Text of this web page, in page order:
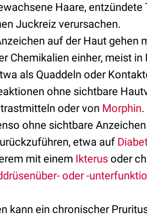
Haare, entzündete
Juckreiz verursachen.
auf der Haut gehen
Chemikalien einher, meist
als Quaddeln oder
ohne sichtbare
oder von Morphin.
ohne sichtbare
etwa auf
mit einem Ikterus oder
oder -
kann ein chronischer